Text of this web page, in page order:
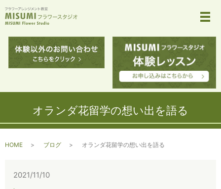
メ
オランダ花留学の想い出を語る
HOME ブログ オランダ花留学の想い出を語る
2021/11/10